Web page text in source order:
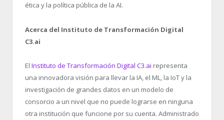
ética y la política pública de la AI.
Acerca del Instituto de Transformación Digital
C3.ai
El Instituto de Transformación Digital C3.ai representa
una innovadora visión para llevar la IA, el ML, la IoT y la
investigación de grandes datos en un modelo de
consorcio a un nivel que no puede lograrse en ninguna
otra institución que funcione por su cuenta. Administrado